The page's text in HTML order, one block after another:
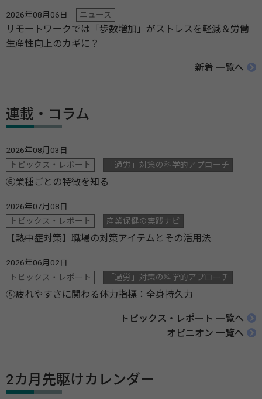
2026年08月06日 ニュース
リモートワークでは「歩数増加」がストレスを軽減＆労働
生産性向上のカギに？
新着 一覧へ
連載・コラム
2026年08月03日
トピックス・レポート
「過労」対策の科学的アプローチ
⑥業種ごとの特徴を知る
2026年07月08日
トピックス・レポート
産業保健の実践ナビ
【熱中症対策】職場の対策アイテムとその活用法
2026年06月02日
トピックス・レポート
「過労」対策の科学的アプローチ
⑤疲れやすさに関わる体力指標：全身持久力
トピックス・レポート 一覧へ
オピニオン 一覧へ
2カ月先駆けカレンダー